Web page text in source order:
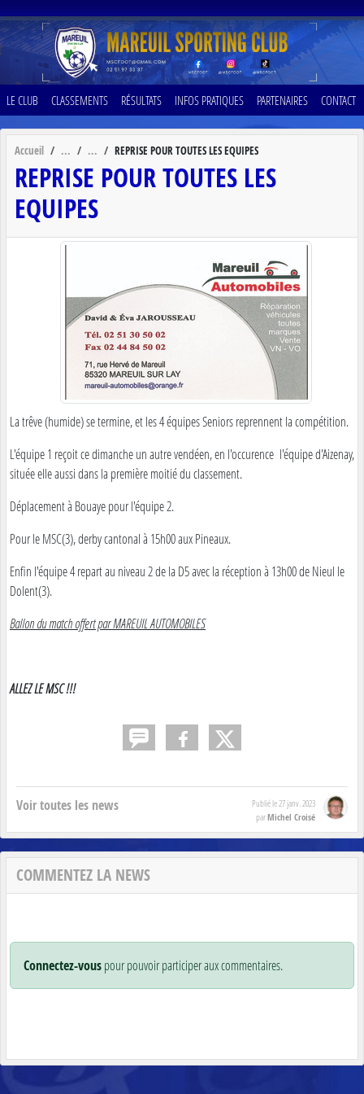
LE CLUB CLASSEMENTS RÉSULTATS INFOS PRATIQUES PARTENAIRES CONTACT
Accueil REPRISE POUR TOUTES LES EQUIPES
REPRISE POUR TOUTES LES
EQUIPES
La trêve (humide) se termine, et les 4 équipes Seniors reprennent la compétition.
L'équipe 1 reçoit ce dimanche un autre vendéen, en l'occurence l'équipe d'Aizenay,
située elle aussi dans la première moitié du classement.
Déplacement à Bouaye pour l'équipe 2.
Pour le MSC(3), derby cantonal à 15h00 aux Pineaux.
Enfin l'équipe 4 repart au niveau 2 de la D5 avec la réception à 13h00 de Nieul le
Dolent(3).
Ballon du match offert par MAREUIL AUTOMOBILES
ALLEZ LE MSC !!!
Voir toutes les news Publié le27 janv. 2023
parMichel Croisé
COMMENTEZ LA NEWS
Connectez-vouspour pouvoir participer aux commentaires.